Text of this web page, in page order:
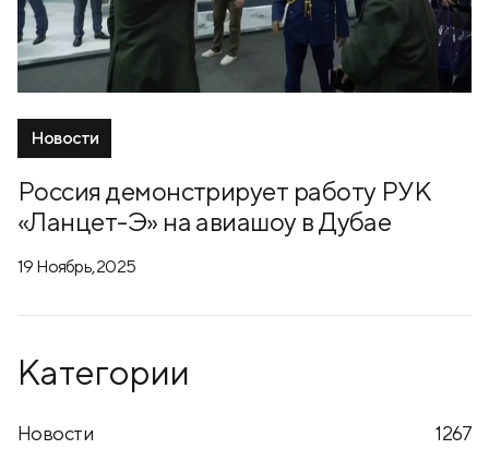
Новости
Россия демонстрирует работу РУК
«Ланцет-Э» на авиашоу в Дубае
19 Ноябрь, 2025
Категории
Новости 1267